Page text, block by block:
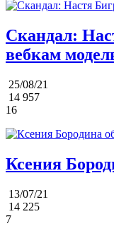
Скандал:
вебкам
25/08/21
14 957
16
Ксения
13/07/21
14 225
7